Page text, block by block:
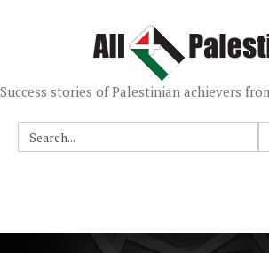
Success stories of Palestinian achievers